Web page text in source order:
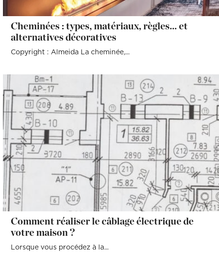
Cheminées : types, matériaux, règles… et
alternatives décoratives
Copyright : Almeida La cheminée,...
Comment réaliser le câblage électrique de
votre maison ?
Lorsque vous procédez à la...